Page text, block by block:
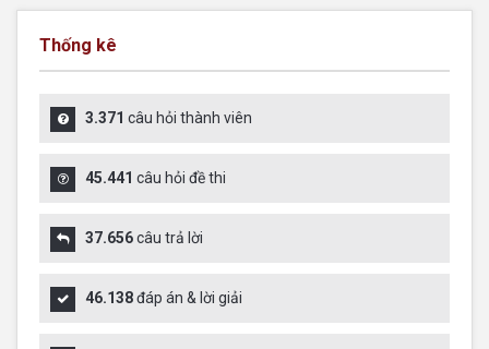
Thống kê
3.371 câu hỏi thành viên
45.441 câu hỏi đề thi
37.656câu trả lời
46.138đáp án & lời giải